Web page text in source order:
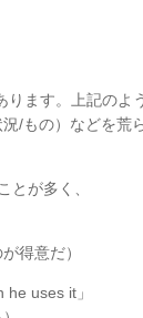
ります。上記のよ
/もの）などを荒
とが多く、
得意だ）
uses it」